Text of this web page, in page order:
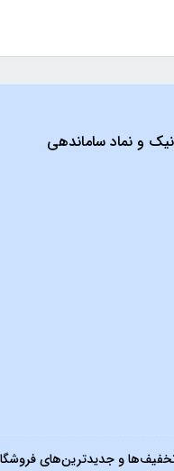
و نماد ساماندهی
تخفیف‌ها و جدیدترین‌های